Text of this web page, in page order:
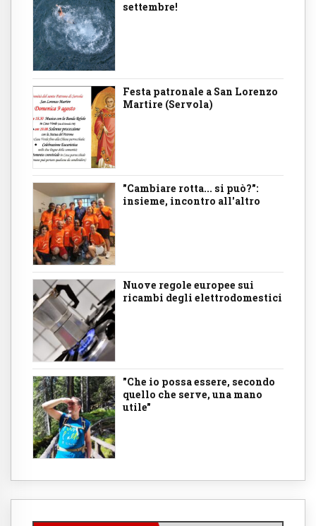
settembre!
Festa patronale a San Lorenzo
Martire (Servola)
"Cambiare rotta... si può?":
insieme, incontro all'altro
Nuove regole europee sui
ricambi degli elettrodomestici
"Che io possa essere, secondo
quello che serve, una mano
utile"